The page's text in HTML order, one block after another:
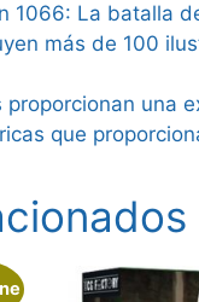
1066: La batalla
más de 100
una
que